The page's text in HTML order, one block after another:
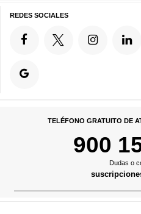
REDES SOCIALES
TELÉFONO GRATUITO DE
900
Dudas o